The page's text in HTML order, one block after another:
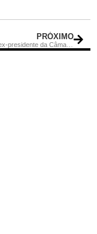
PRÓXIMO
Condenado ex-presidente da Câmara dos Vereadores de Casimiro de Abreu por exigir parte dos vencimentos de servidores